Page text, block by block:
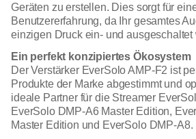
Geräten zu erstellen. Dies sorgt für
Benutzererfahrung, da Ihr gesamtes
einzigen Druck ein- und ausgeschaltet
Ein perfekt konzipiertes Ökosystem
Der Verstärker EverSolo AMP-F2 ist
Produkte der Marke abgestimmt und
ideale Partner für die Streamer
EverSolo DMP-A6 Master Edition,
Master Edition und EverSolo DMP-A8.